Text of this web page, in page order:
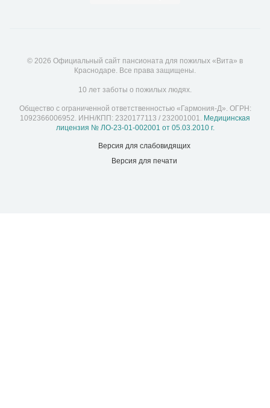
© 2026 Официальный сайт пансионата для пожилых «Вита» в
Краснодаре. Все права защищены.
10 лет заботы о пожилых людях.
Общество с ограниченной ответственностью «Гармония-Д». ОГРН:
1092366006952. ИНН/КПП: 2320177113 / 232001001. Медицинская
лицензия № ЛО-23-01-002001 от 05.03.2010 г.
Версия для слабовидящих
Версия для печати